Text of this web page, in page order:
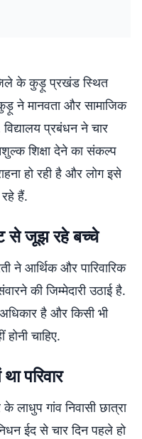
के कुड़ू प्रखंड स्थित
ने मानवता और सामाजिक
प्रबंधन ने चार
शिक्षा देने का संकल्प
हो रही है और लोग इसे
हैं.
से जूझ रहे बच्चे
ने आर्थिक और पारिवारिक
की जिम्मेदारी उठाई है.
है और किसी भी
होनी चाहिए.
परिवार
लाधुप गांव निवासी छात्रा
ईद से चार दिन पहले हो